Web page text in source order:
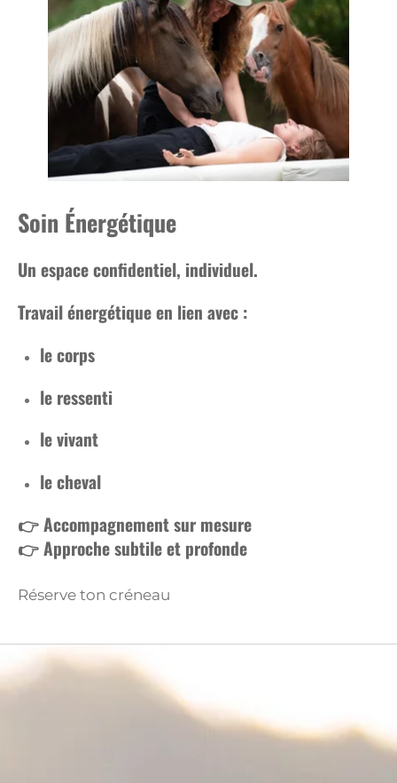
Soin Énergétique
Un espace confidentiel, individuel.
Travail énergétique en lien avec :
le corps
le ressenti
le vivant
le cheval
👉 Accompagnement sur mesure
👉 Approche subtile et profonde
Réserve ton créneau